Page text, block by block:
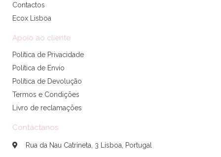
Contactos
Ecox Lisboa
Apoio ao cliente
Política de Privacidade
Política de Envio
Política de Devolução
Termos e Condições
Livro de reclamações
Contáctanos
Rua da Nau Catrineta, 3 Lisboa, Portugal